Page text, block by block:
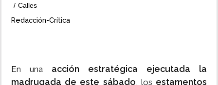
Calles
Redacción-Crítica
En una acción estratégica ejecutada la
madrugada de este sábado, los estamentos